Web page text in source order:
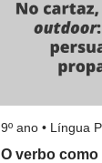
9º ano • Língua
O verbo